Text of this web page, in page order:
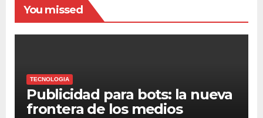
You missed
TECNOLOGIA
Publicidad para bots: la nueva
frontera de los medios